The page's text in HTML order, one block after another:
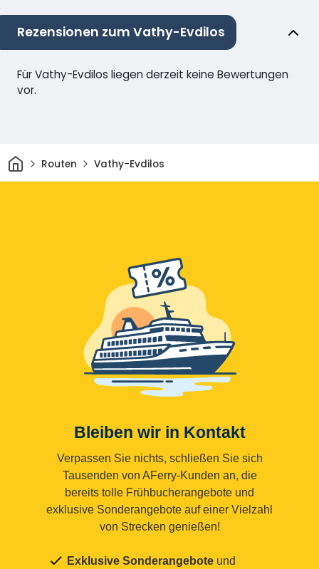
Rezensionen zum Vathy-Evdilos
Für Vathy-Evdilos liegen derzeit keine Bewertungen
vor.
HeimRouten Vathy-Evdilos
Bleiben wir in Kontakt
Verpassen Sie nichts, schließen Sie sich
Tausenden von AFerry-Kunden an, die
bereits tolle Frühbucherangebote und
exklusive Sonderangebote auf einer Vielzahl
von Strecken genießen!
Exklusive Sonderangebote und